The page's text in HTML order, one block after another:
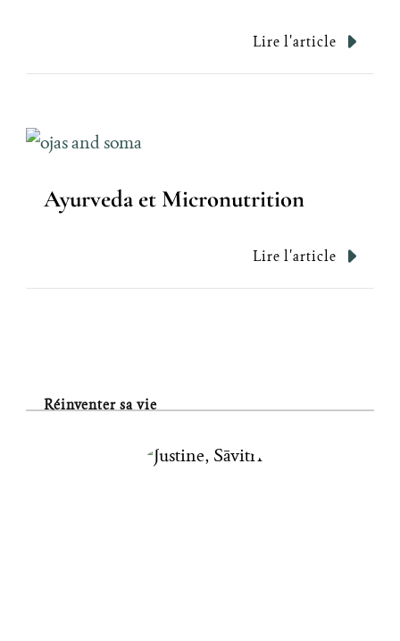
Lire l'article
Ayurveda et Micronutrition
Lire l'article
Réinventer sa vie